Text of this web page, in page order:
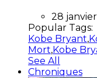
28
Popular Tags:
Kobe Bryant,
Mort,Kobe
See All
Chroniques